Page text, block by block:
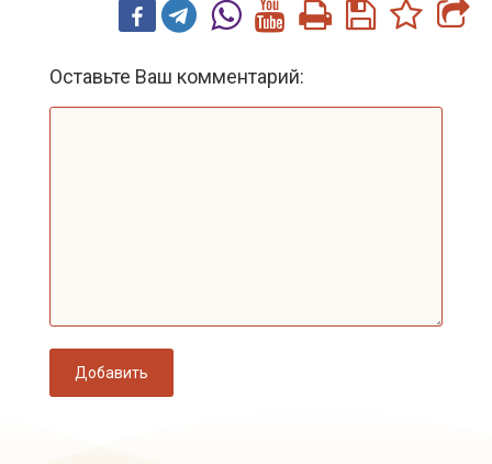
Оставьте Ваш комментарий:
Добавить